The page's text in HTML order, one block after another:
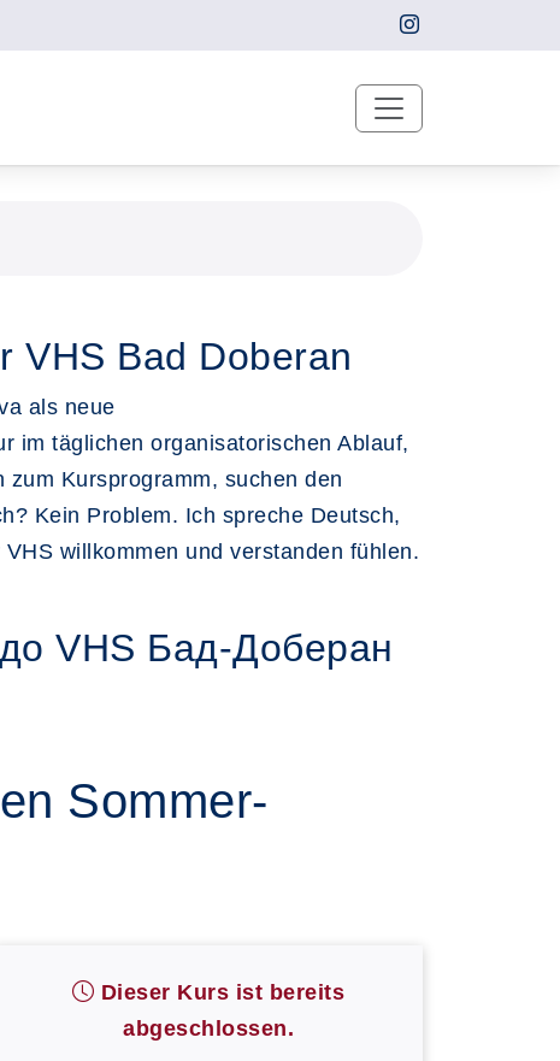
VHS Bad Doberan
als neue
im täglichen organisatorischen Ablauf,
Kursprogramm, suchen den
Kein Problem. Ich spreche Deutsch,
willkommen und verstanden fühlen.
VHS Бад-Доберан
Sommer-
Dieser Kurs ist bereits
abgeschlossen.